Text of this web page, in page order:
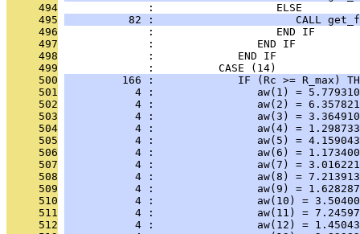
     494
              :                   ELSE
     495
82 :                      CALL
     496
              :                   END IF
     497
              :                END IF
     498
              :             END IF
     499
              :          CASE (14)
     500
166 :             IF (Rc >= R_max)
     501
4 :                aw(1) =
     502
4 :                aw(2) =
     503
4 :                aw(3) =
     504
4 :                aw(4) =
     505
4 :                aw(5) =
     506
4 :                aw(6) =
     507
4 :                aw(7) =
     508
4 :                aw(8) =
     509
4 :                aw(9) =
     510
4 :                aw(10) =
     511
4 :                aw(11) =
     512
4 :                aw(12) =